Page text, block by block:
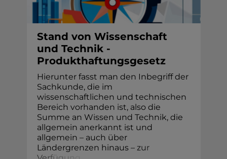
Stand von Wissenschaft
und Technik -
Produkthaftungsgesetz
Hierunter fasst man den Inbegriff der
Sachkunde, die im
wissenschaftlichen und technischen
Bereich vorhanden ist, also die
Summe an Wissen und Technik, die
allgemein anerkannt ist und
allgemein – auch über
Ländergrenzen hinaus – zur